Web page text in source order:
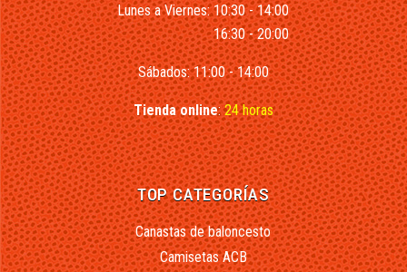
Lunes a Viernes: 10:30 - 14:00
16:30 - 20:00
Sábados: 11:00 - 14:00
Tienda online:24 horas
TOP CATEGORÍAS
Canastas de baloncesto
Camisetas ACB